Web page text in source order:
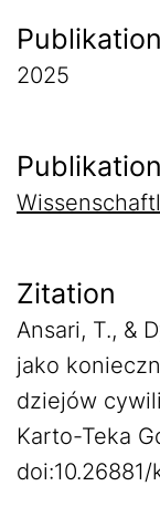
2025
Zitation
Ansari, T., &
jako
dziejów
Karto-Teka